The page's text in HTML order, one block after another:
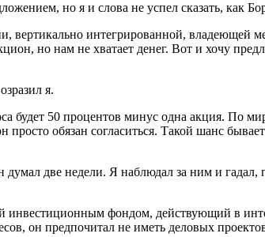
но я и слова не успел сказать, как
вертикально интегрированной, владеющей
но нам не хватает денег. Вот и хочу
я.
будет 50 процентов минус одна акция. По
обязан согласиться. Такой шанс
две недели. Я наблюдал за ним и гадал,
фондом, действующий в
он предпочитал не иметь деловых